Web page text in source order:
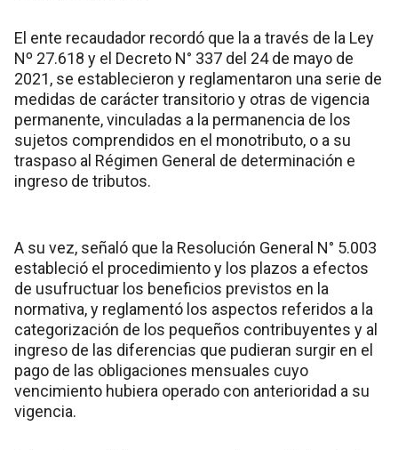
El ente recaudador recordó que la a través de la Ley
Nº 27.618 y el Decreto N° 337 del 24 de mayo de
2021, se establecieron y reglamentaron una serie de
medidas de carácter transitorio y otras de vigencia
permanente, vinculadas a la permanencia de los
sujetos comprendidos en el monotributo, o a su
traspaso al Régimen General de determinación e
ingreso de tributos.
A su vez, señaló que la Resolución General N° 5.003
estableció el procedimiento y los plazos a efectos
de usufructuar los beneficios previstos en la
normativa, y reglamentó los aspectos referidos a la
categorización de los pequeños contribuyentes y al
ingreso de las diferencias que pudieran surgir en el
pago de las obligaciones mensuales cuyo
vencimiento hubiera operado con anterioridad a su
vigencia.